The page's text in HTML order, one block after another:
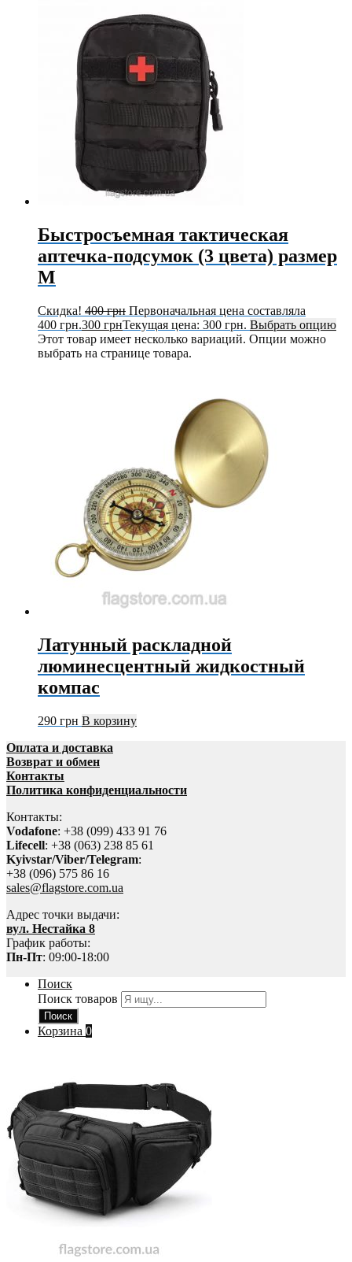
Быстросъемная тактическая
аптечка-подсумок (3 цвета) размер
M
Скидка! 400грн Первоначальная цена составляла
400 грн.300 грнТекущая цена: 300 грн. Выбрать опцию
Этот товар имеет несколько вариаций. Опции можно
выбрать на странице товара.
Латунный раскладной
люминесцентный жидкостный
компас
290 грн В корзину
Оплата и доставка
Возврат и обмен
Контакты
Политика конфиденциальности
Контакты:
Vodafone: +38 (099) 433 91 76
Lifecell: +38 (063) 238 85 61
Kyivstar/Viber/Telegram:
+38 (096) 575 86 16
sales@flagstore.com.ua
Адрес точки выдачи:
вул. Нестайка 8
График работы:
Пн-Пт: 09:00-18:00
Поиск
Поиск товаров
Поиск
Корзина 0